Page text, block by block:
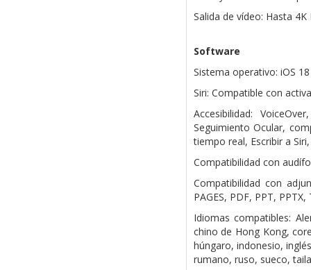
Salida de vídeo: Hasta
Software
Sistema operativo: iOS 18
Siri: Compatible con
Accesibilidad:
Seguimiento Ocular,
tiempo real, Escribir a
Compatibilidad con
Compatibilidad con
PAGES, PDF, PPT, PPTX,
Idiomas compatibles:
chino de Hong Kong,
húngaro, indonesio,
rumano, ruso, sueco,